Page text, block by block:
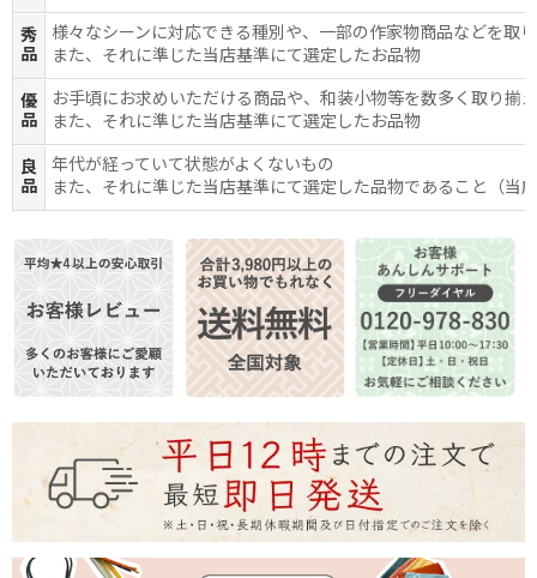
秀
品
様々なシーンに対応できる種別や、一部の作家物商品などを取
また、それに準じた当店基準にて選定したお品物
優
品
お手頃にお求めいただける商品や、和装小物等を数多く取り揃
また、それに準じた当店基準にて選定したお品物
良
品
年代が経っていて状態がよくないもの
また、それに準じた当店基準にて選定した品物であること（当